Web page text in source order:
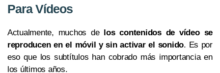
Para Vídeos
Actualmente, muchos de los contenidos de vídeo se
reproducen en el móvil y sin activar el sonido. Es por
eso que los subtítulos han cobrado más importancia en
los últimos años.